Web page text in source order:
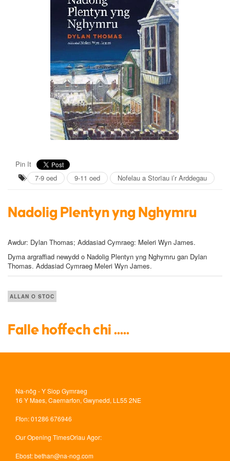
Pin It
7-9 oed
9-11 oed Nofelau a Storïau i’r Arddegau
Nadolig Plentyn yng Nghymru
Awdur: Dylan Thomas; Addasiad Cymraeg: Meleri Wyn James.
Dyma argraffiad newydd o Nadolig Plentyn yng Nghymru gan Dylan
Thomas. Addasiad Cymraeg Meleri Wyn James.
ALLAN O STOC
Falle hoffech chi .....
Na-nôg - Y Siop Gymraeg
16 Y Maes, Caernarfon, Gwynedd, LL55 2NE
Ffon: 01286 676946
Our Opening TimesOriau Agor:
Ebost:bethan@na-nog.com